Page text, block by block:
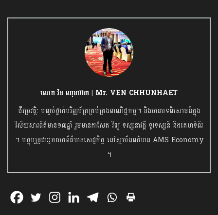
លោក វិន ឈុនហ៊ាត ​| Mr. VEN CHHUNHAET
ជីវប្រវត្តិ: បញ្ចប់ថ្នាក់បរិញ្ញប័ត្រគ្រប់គ្រងពាណិជ្ជកម្ម។ និងមានបទពិសោធន៍​ក្នុង
វិស័យ​សារព័ត៌មាន​១៧ឆ្នាំ រួមមានកាសែត វិទ្យុ ទស្សនាវដ្តី ទូរទស្សន៍ និងគេហទំព័រ
។ បច្ចុប្បន្នជា​អ្នកយកព័ត៌មាន​សេដ្ឋកិច្ច នៅស្ថាប័នពត៌មាន AMS Economy
។​